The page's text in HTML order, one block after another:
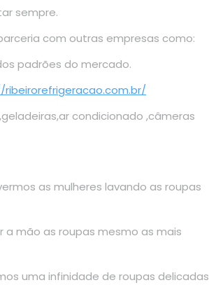
sempre.
com outras empresas como:
padrões do mercado.
condicionado ,câmeras
as mulheres lavando as roupas
mão as roupas mesmo as mais
uma infinidade de roupas delicadas